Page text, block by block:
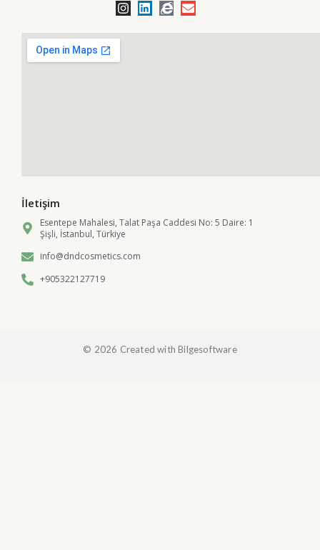
İletişim
Esentepe Mahalesi, Talat Paşa Caddesi No: 5 Daire: 1
Şişli, İstanbul, Türkiye
info@dndcosmetics.com
+905322127719
© 2026 Created with Bilgesoftware